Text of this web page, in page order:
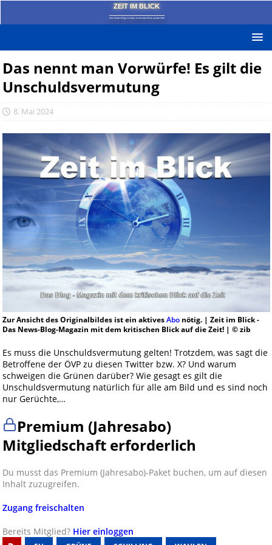
ZEIT IM BLICK
Das News-Blog mit dem kritischen Blick auf die Zeit!
Das nennt man Vorwürfe! Es gilt die
Unschuldsvermutung
8. Mai 2024
Zur Ansicht des Originalbildes ist ein aktivesAbonötig. | Zeit im Blick -
Das News-Blog-Magazin mit dem kritischen Blick auf die Zeit! | © zib
Es muss die Unschuldsvermutung gelten! Trotzdem, was sagt die
Betroffene der ÖVP zu diesen Twitter bzw. X? Und warum
schweigen die Grünen darüber? Wie gesagt es gilt die
Unschuldsvermutung natürlich für alle am Bild und es sind noch
nur Gerüchte,…
Premium (Jahresabo)
Mitgliedschaft erforderlich
Du musst das Premium (Jahresabo)-Paket buchen, um auf diesen
Inhalt zuzugreifen.
Zugang freischalten
Bereits Mitglied? Hier einloggen